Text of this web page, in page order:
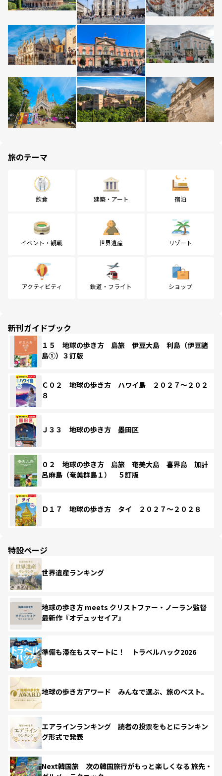
旅のテーマ
飲食 建築・アート 宿泊
イベント・観戦 世界遺産 リゾート
アクティビティ 鉄道・フライト ショップ
新刊ガイドブック
１５ 地球の歩き方 島旅 伊豆大島 利島（伊豆諸
島①）３訂版
Ｃ０２ 地球の歩き方 ハワイ島 ２０２７～２０２
８
Ｊ３３ 地球の歩き方 墨田区
０２ 地球の歩き方 島旅 奄美大島 喜界島 加計
呂麻島（奄美群島１） ５訂版
Ｄ１７ 地球の歩き方 タイ ２０２７～２０２８
特設ページ
世界遺産ランキング
地球の歩き方 meets クリストファー・ノーラン監督
最新作『オデュッセイア』
準備も滞在もスマートに！ トラベルハック2026
地球の歩き方アワード みんなで選ぶ、旅のベスト。
エアラインランキング 読者の投票をもとにランキン
グ形式で発表
Next韓国旅 次の韓国旅行がもっと楽しくなる 旅先・